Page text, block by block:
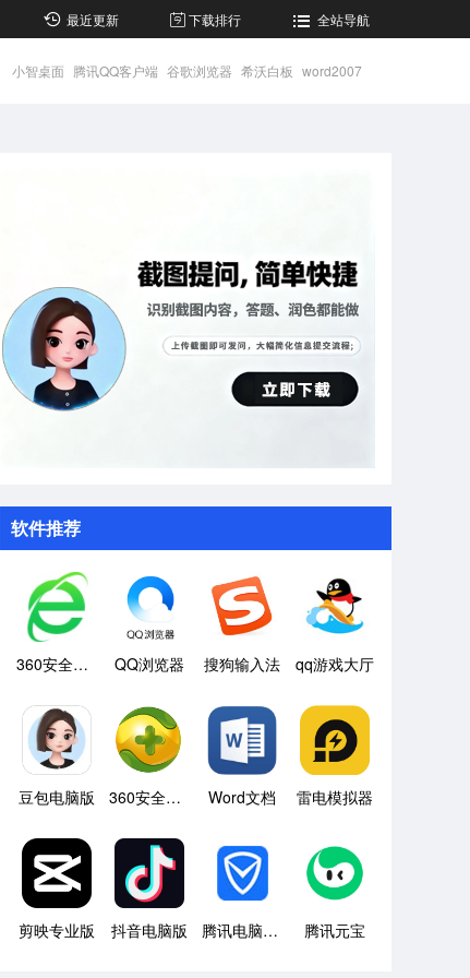
最近更新 下载排行 全站导航
小智桌面 腾讯QQ客户端 谷歌浏览器 希沃白板 word2007
软件推荐
360安全浏览器 QQ浏览器 搜狗输入法 qq游戏大厅
豆包电脑版 360安全卫士 Word文档 雷电模拟器
剪映专业版 抖音电脑版 腾讯电脑管家 腾讯元宝